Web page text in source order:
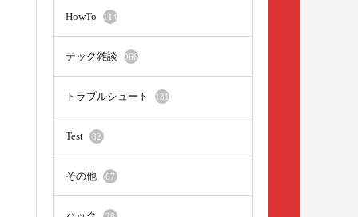
HowTo 114
テック雑談 966
トラブルシュート 131
Test 82
その他 67